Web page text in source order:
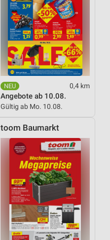
0,4 km
Angebote ab 10.08.
Gültig ab Mo. 10.08.
toom Baumarkt